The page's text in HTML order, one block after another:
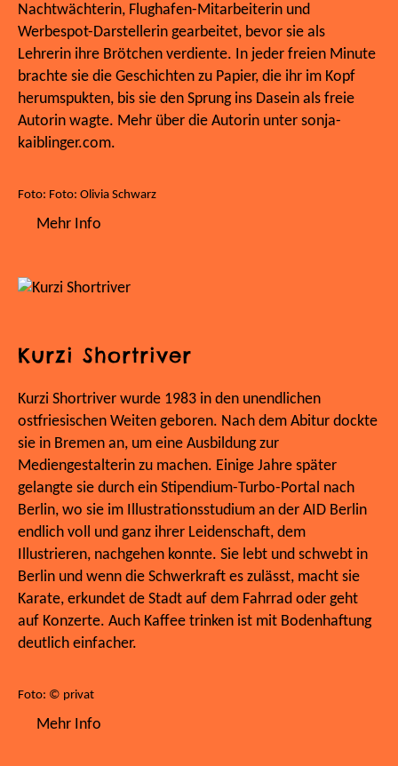
Nachtwächterin, Flughafen-Mitarbeiterin und
Werbespot-Darstellerin gearbeitet, bevor sie als
Lehrerin ihre Brötchen verdiente. In jeder freien Minute
brachte sie die Geschichten zu Papier, die ihr im Kopf
herumspukten, bis sie den Sprung ins Dasein als freie
Autorin wagte. Mehr über die Autorin unter sonja-
kaiblinger.com.
Foto: Foto: Olivia Schwarz
Mehr Info
Kurzi Shortriver
Kurzi Shortriver wurde 1983 in den unendlichen
ostfriesischen Weiten geboren. Nach dem Abitur dockte
sie in Bremen an, um eine Ausbildung zur
Mediengestalterin zu machen. Einige Jahre später
gelangte sie durch ein Stipendium-Turbo-Portal nach
Berlin, wo sie im Illustrationsstudium an der AID Berlin
endlich voll und ganz ihrer Leidenschaft, dem
Illustrieren, nachgehen konnte. Sie lebt und schwebt in
Berlin und wenn die Schwerkraft es zulässt, macht sie
Karate, erkundet de Stadt auf dem Fahrrad oder geht
auf Konzerte. Auch Kaffee trinken ist mit Bodenhaftung
deutlich einfacher.
Foto: © privat
Mehr Info